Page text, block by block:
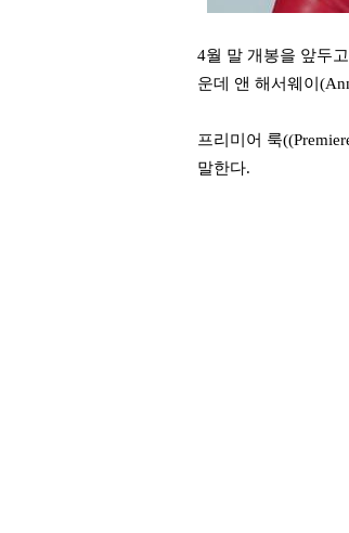
4월 말 개봉을 앞두
운데 앤 해서웨이
프리미어 룩
말한다.